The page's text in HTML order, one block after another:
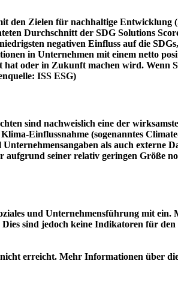
den Zielen für nachhaltige
Durchschnitt der SDG Solutions
negativen Einfluss auf die
in Unternehmen mit einem netto
oder in Zukunft machen wird. Wenn
ISS ESG)
sind nachweislich eine der
Einflussnahme (sogenanntes
als auch externe
seiner relativ geringen Größe
und Unternehmensführung mit ein.
sind jedoch keine Indikatoren für
erreicht. Mehr Informationen über